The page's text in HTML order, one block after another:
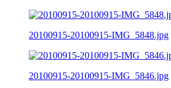
20100915-20100915-IMG_5848.jpg
20100915-20100915-IMG_5846.jpg